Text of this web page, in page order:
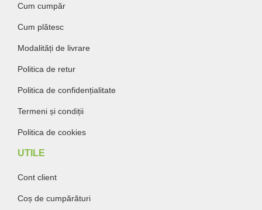
Cum cumpăr
Cum plătesc
Modalități de livrare
Politica de retur
Politica de confidențialitate
Termeni și condiții
Politica de cookies
UTILE
Cont client
Coș de cumpărături